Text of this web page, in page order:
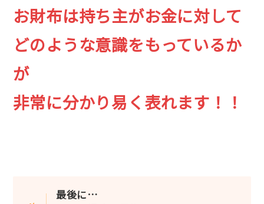
お財布は持ち主がお金に対して
どのような意識をもっているか
が
非常に分かり易く表れます！！
最後に…